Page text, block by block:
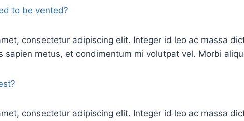
to be vented?
consectetur adipiscing elit. Integer id leo ac massa
sapien metus, et condimentum mi volutpat vel. Morbi
consectetur adipiscing elit. Integer id leo ac massa